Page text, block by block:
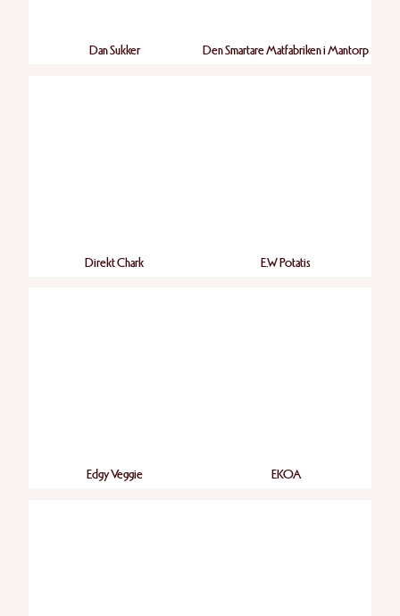
Dan Sukker Den Smartare Matfabriken i Mantorp
Direkt Chark E.W Potatis
Edgy Veggie EKOA